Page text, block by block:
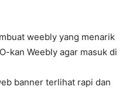
weebly yang menarik
kan Weebly agar masuk di
banner terlihat rapi dan